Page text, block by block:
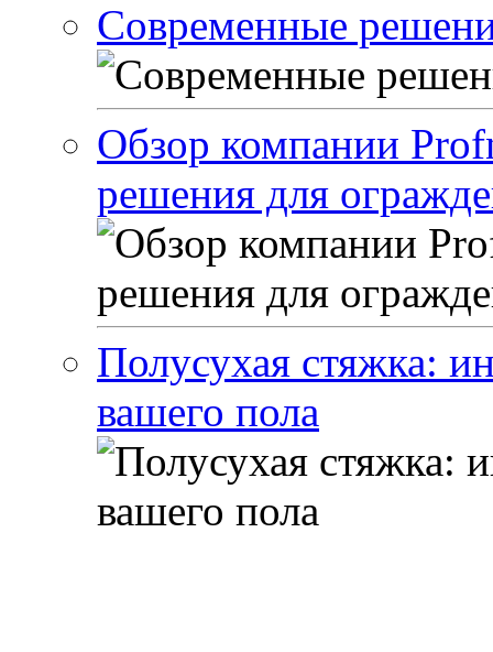
Современные
Обзор компании
решения для
Полусухая стяжка:
вашего пола